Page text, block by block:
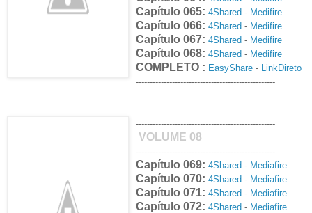
Capítulo 065: 4Shared - Medifire
Capítulo 066: 4Shared - Medifire
Capítulo 067: 4Shared - Medifire
Capítulo 068: 4Shared - Medifire
COMPLETO : EasyShare -
LinkDireto
--------------------------------------------------
--------------------------------------------------
VOLUME 08
--------------------------------------------------
Capítulo 069: 4Shared - Mediafire
Capítulo 070: 4Shared - Mediafire
Capítulo 071: 4Shared - Mediafire
Capítulo 072: 4Shared - Mediafire